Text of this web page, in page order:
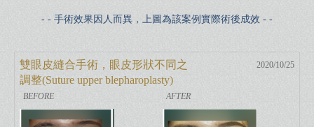
- - 手術效果因人而異，上圖為該案例實際術後成效 - -
雙眼皮縫合手術，眼皮形狀不同之
調整(Suture upper blepharoplasty)
2020/10/25